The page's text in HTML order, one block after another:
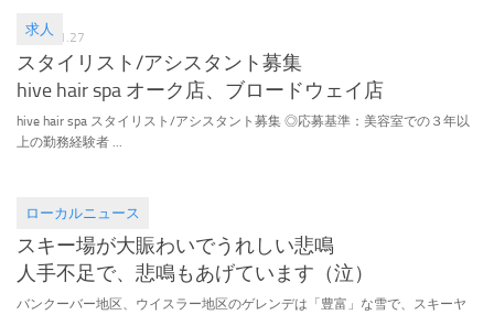
求人
2016.01.27
スタイリスト/アシスタント募集
hive hair spa オーク店、ブロードウェイ店
hive hair spa スタイリスト/アシスタント募集 ◎応募基準：美容室での３年以
上の勤務経験者 ...
ローカルニュース
2016.01.11
スキー場が大賑わいでうれしい悲鳴
人手不足で、悲鳴もあげています（泣）
バンクーバー地区、ウイスラー地区のゲレンデは「豊富」な雪で、スキーヤ